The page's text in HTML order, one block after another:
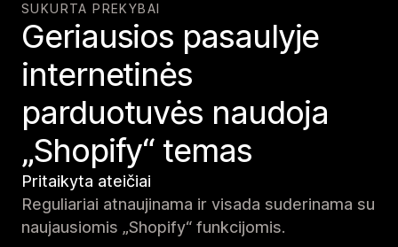
SUKURTA PREKYBAI
Geriausios pasaulyje
internetinės
parduotuvės naudoja
„Shopify“ temas
Pritaikyta ateičiai
Reguliariai atnaujinama ir visada suderinama su
naujausiomis „Shopify“ funkcijomis.